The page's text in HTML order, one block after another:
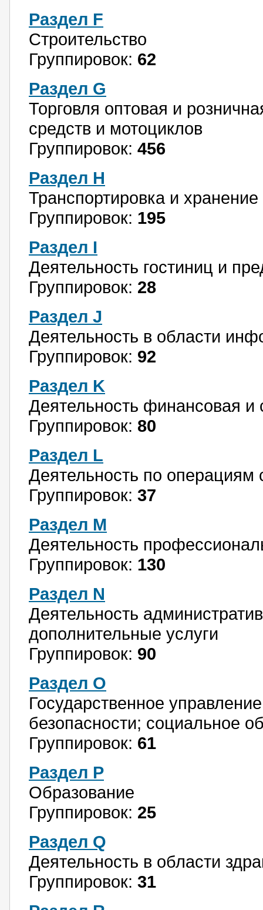
Раздел F
Строительство
Группировок: 62
Раздел G
Торговля оптовая и
средств и мотоциклов
Группировок: 456
Раздел H
Транспортировка и хранение
Группировок: 195
Раздел I
Деятельность гостиниц и
Группировок: 28
Раздел J
Деятельность в области
Группировок: 92
Раздел K
Деятельность финансовая и
Группировок: 80
Раздел L
Деятельность по
Группировок: 37
Раздел M
Деятельность
Группировок: 130
Раздел N
Деятельность
дополнительные услуги
Группировок: 90
Раздел O
Государственное
безопасности; социальное
Группировок: 61
Раздел P
Образование
Группировок: 25
Раздел Q
Деятельность в области
Группировок: 31